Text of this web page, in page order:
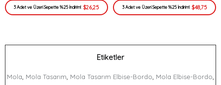
3 Adet ve Üzeri Sepette %25 İndirim! $26,25 3 Adet ve Üzeri Sepette %25 İndirim! $48,75
Etiketler
Mola, Mola Tasarım, Mola Tasarım Elbise-Bordo, Mola Elbise-Bordo,